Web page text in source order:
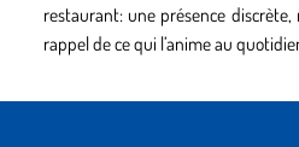
restaurant: une présence
rappel de ce qui l’anime au